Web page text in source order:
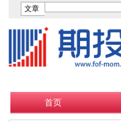
文章
首页